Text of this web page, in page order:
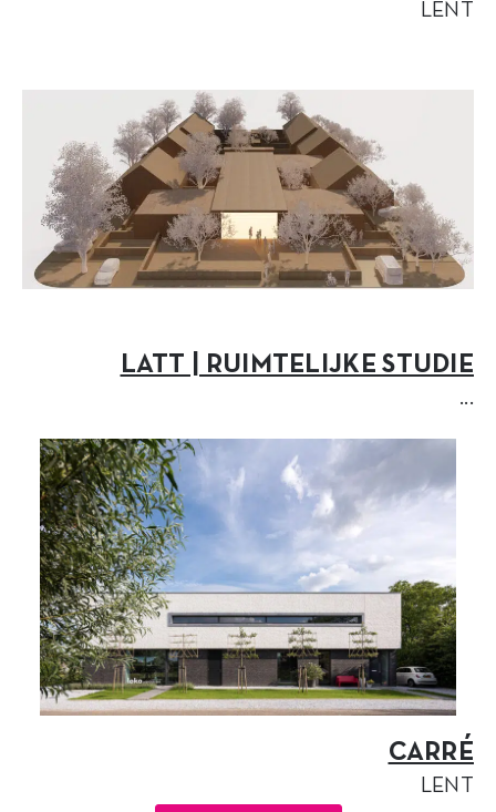
LENT
LATT | RUIMTELIJKE STUDIE
...
CARRÉ
LENT